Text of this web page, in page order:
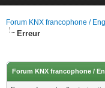
Forum KNX francophone /
Erreur
Forum KNX francophone /